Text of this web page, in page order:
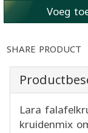
Voeg
SHARE PRODUCT
Lara
kruidenmix